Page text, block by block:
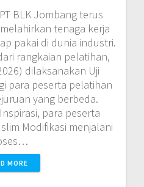
BLK Jombang terus
tenaga kerja
pakai di dunia industri.
rangkaian pelatihan,
dilaksanakan Uji
para peserta pelatihan
yang berbeda.
para peserta
Modifikasi menjalani
MORE